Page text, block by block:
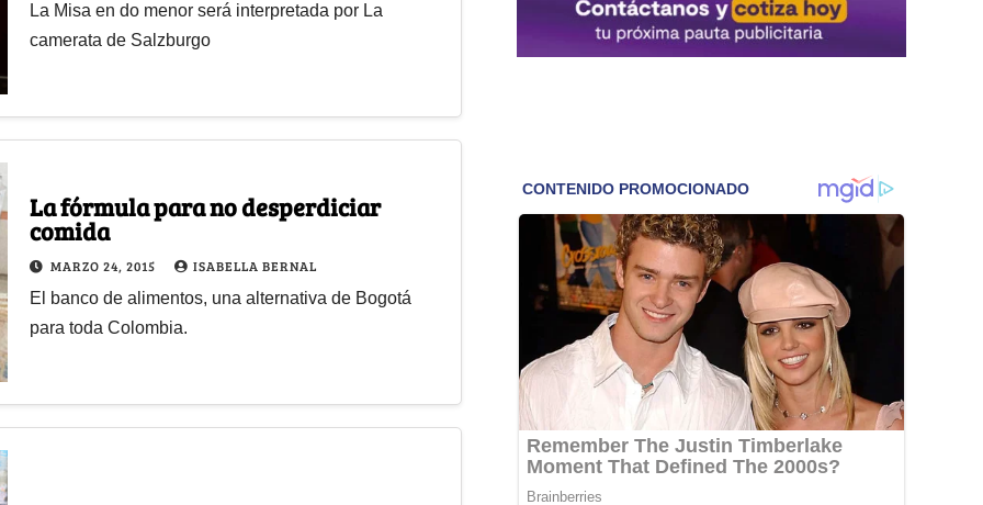
La Misa en do menor será interpretada por La
camerata de Salzburgo
La fórmula para no desperdiciar
comida
MARZO 24, 2015 ISABELLA BERNAL
El banco de alimentos, una alternativa de Bogotá
para toda Colombia.